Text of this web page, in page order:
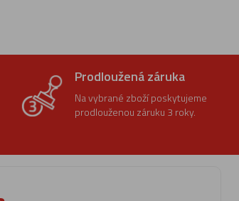
Prodloužená záruka
Na vybrané zboží poskytujeme
prodlouženou záruku 3 roky.